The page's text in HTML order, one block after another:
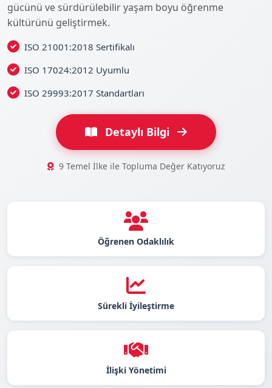
gücünü ve sürdürülebilir yaşam boyu öğrenme
kültürünü geliştirmek.
ISO 21001:2018 Sertifikalı
ISO 17024:2012 Uyumlu
ISO 29993:2017 Standartları
Detaylı Bilgi
9 Temel İlke ile Topluma Değer Katıyoruz
Öğrenen Odaklılık
Sürekli İyileştirme
İlişki Yönetimi